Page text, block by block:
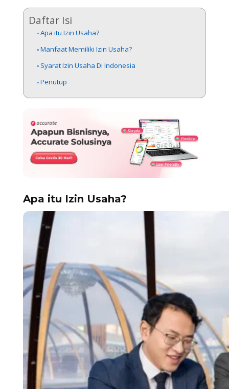
Daftar Isi
Apa itu Izin Usaha?
Manfaat Memiliki Izin Usaha?
Syarat Izin Usaha Di Indonesia
Penutup
Apa itu Izin Usaha?